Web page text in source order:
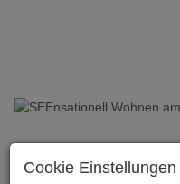
Cookie Einstellungen